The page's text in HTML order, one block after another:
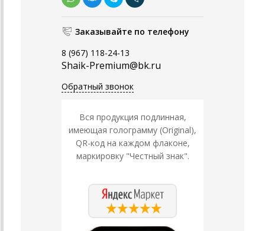
Заказывайте по телефону
8 (967) 118-24-13
Shaik-Premium@bk.ru
Обратный звонок
Вся продукция подлинная,
имеющая голограмму (Original),
QR-код на каждом флаконе,
маркировку "Честный знак".